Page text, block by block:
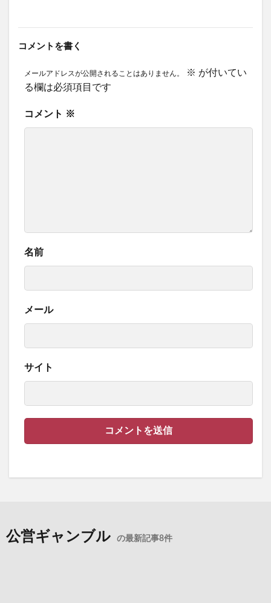
コメントを書く
メールアドレスが公開されることはありません。 ※ が付いてい
る欄は必須項目です
コメント ※
名前
メール
サイト
公営ギャンブル の最新記事8件